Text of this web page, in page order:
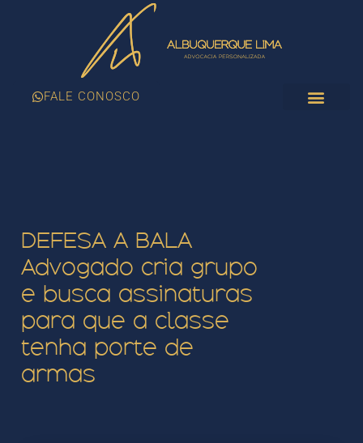
FALE CONOSCO
DEFESA A BALA
Advogado cria grupo
e busca assinaturas
para que a classe
tenha porte de
armas